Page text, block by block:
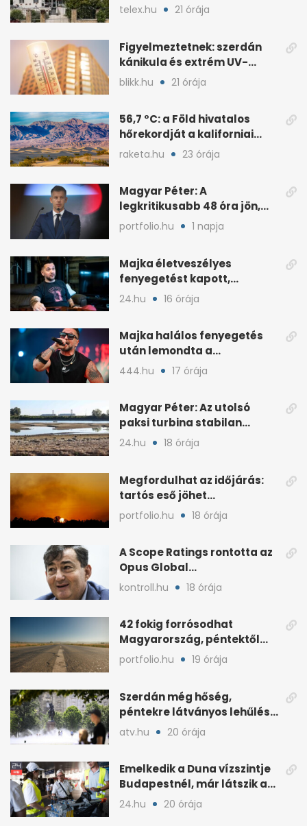
milliós gondozási díjat
telex.hu 21 órája
Figyelmeztetnek: szerdán
kánikula és extrém UV-
terhelés jön
blikk.hu 21 órája
56,7 °C: a Föld hivatalos
hőrekordját a kaliforniai
Death Valley tartja
raketa.hu 23 órája
Magyar Péter: A
legkritikusabb 48 óra jön,
ahol lehet, legyen home
office
portfolio.hu 1 napja
Majka életveszélyes
fenyegetést kapott,
lemondta az erdélyi
24.hu 16 órája
Majka halálos fenyegetés
után lemondta a
sepsiszentgyörgyi koncertet
444.hu 17 órája
Magyar Péter: Az utolsó
paksi turbina stabilan
termel
24.hu 18 órája
Megfordulhat az időjárás:
tartós eső jöhet
Magyarországra a hónap
végén
portfolio.hu 18 órája
A Scope Ratings rontotta az
Opus Global
kötvénybesorolását
kontroll.hu 18 órája
42 fokig forrósodhat
Magyarország, péntektől
zivatarok hűtenek
portfolio.hu 19 órája
Szerdán még hőség,
péntekre látványos lehűlés
jöhet
atv.hu 20 órája
Emelkedik a Duna vízszintje
Budapestnél, már látszik a
fordulat
24.hu 20 órája